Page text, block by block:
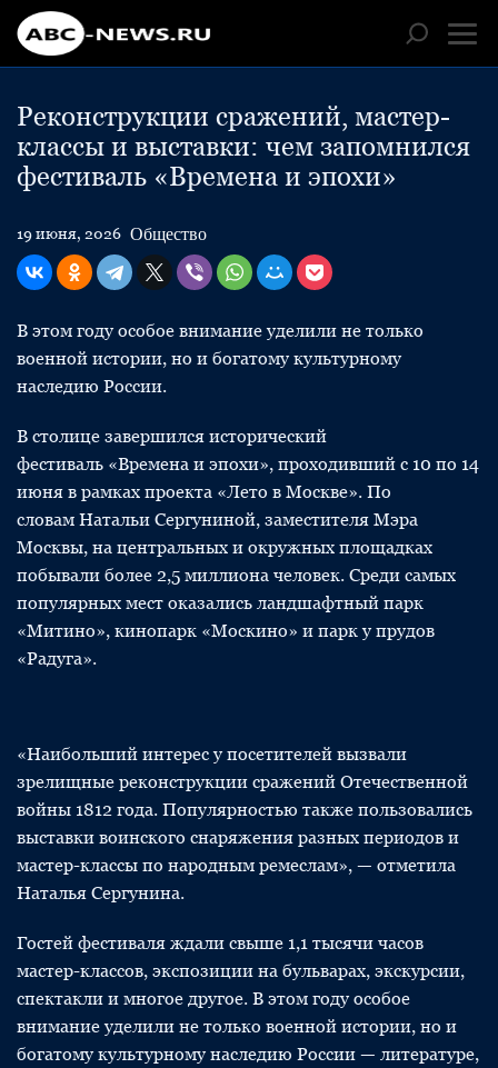
Реконструкции сражений, мастер-
классы и выставки: чем запомнился
фестиваль «Времена и эпохи»
19 июня, 2026 Общество
В этом году особое внимание уделили не только
военной истории, но и богатому культурному
наследию России.
В столице завершился исторический
фестиваль «Времена и эпохи», проходивший с 10 по 14
июня в рамках проекта «Лето в Москве». По
словам Натальи Сергуниной, заместителя Мэра
Москвы, на центральных и окружных площадках
побывали более 2,5 миллиона человек. Среди самых
популярных мест оказались ландшафтный парк
«Митино», кинопарк «Москино» и парк у прудов
«Радуга».
«Наибольший интерес у посетителей вызвали
зрелищные реконструкции сражений Отечественной
войны 1812 года. Популярностью также пользовались
выставки воинского снаряжения разных периодов и
мастер-классы по народным ремеслам», — отметила
Наталья Сергунина.
Гостей фестиваля ждали свыше 1,1 тысячи часов
мастер-классов, экспозиции на бульварах, экскурсии,
спектакли и многое другое. В этом году особое
внимание уделили не только военной истории, но и
богатому культурному наследию России — литературе,